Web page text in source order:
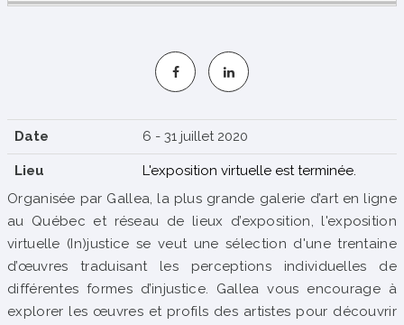
Date 6 - 31 juillet 2020
Lieu
L'exposition virtuelle est terminée.
Organisée par Gallea, la plus grande galerie d’art en ligne
au Québec et réseau de lieux d’exposition, l'exposition
virtuelle (In)justice se veut une sélection d'une trentaine
d’œuvres traduisant les perceptions individuelles de
différentes formes d’injustice. Gallea vous encourage à
explorer les œuvres et profils des artistes pour découvrir